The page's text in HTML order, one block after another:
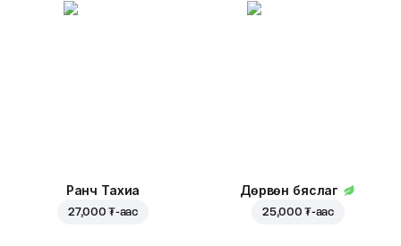
Ранч Тахиа
27,000 ₮-аас
Дөрвөн бяслаг
25,000 ₮-аас